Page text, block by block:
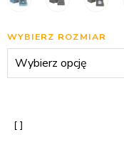
WYBIERZ ROZMIAR